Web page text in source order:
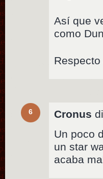
Así que
como
6 Cronus
Un poco
un star
acaba